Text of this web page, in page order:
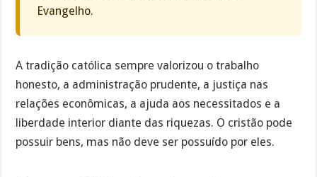
Evangelho.
A tradição católica sempre valorizou o trabalho
honesto, a administração prudente, a justiça nas
relações econômicas, a ajuda aos necessitados e a
liberdade interior diante das riquezas. O cristão pode
possuir bens, mas não deve ser possuído por eles.